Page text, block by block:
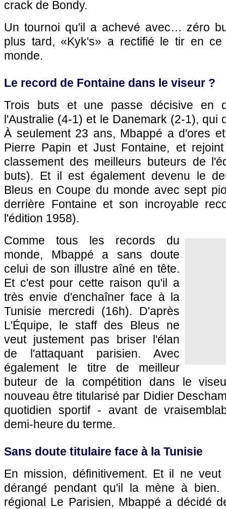
crack de Bondy.
Un tournoi qu'il a achevé avec… zéro
plus tard, «Kyk's» a rectifié le tir en
monde.
Le record de Fontaine dans le viseur ?
Trois buts et une passe décisive en
l'Australie (4-1) et le Danemark (2-1), qui
À seulement 23 ans, Mbappé a d'ores
Pierre Papin et Just Fontaine, et
classement des meilleurs buteurs de
buts). Et il est également devenu le
Bleus en Coupe du monde avec sept
derrière Fontaine et son incroyable
l'édition 1958).
Comme tous les records du
monde, Mbappé a sans doute
celui de son illustre aîné en tête.
Et c'est pour cette raison qu'il a
très envie d'enchaîner face à la
Tunisie mercredi (16h). D'après
L'Équipe, le staff des Bleus ne
veut justement pas briser l'élan
de l'attaquant parisien. Avec
également le titre de meilleur
buteur de la compétition dans le
nouveau être titularisé par Didier
quotidien sportif - avant de
demi-heure du terme.
Sans doute titulaire face à la Tunisie
En mission, définitivement. Et il ne
dérangé pendant qu'il la mène à bien.
régional Le Parisien, Mbappé a décidé